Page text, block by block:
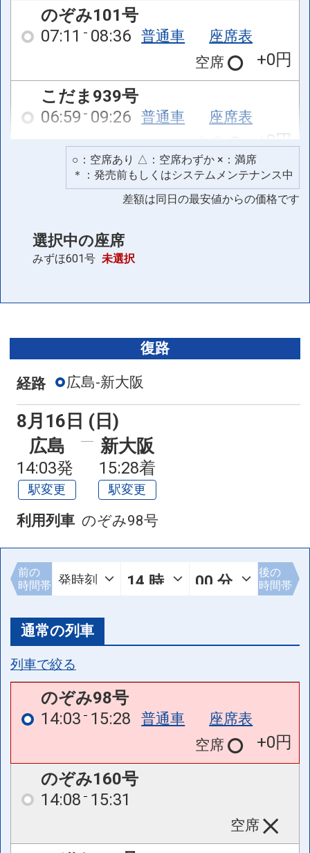
のぞみ101号
07:11
08:36 普通車
座席表
空席
+0円
こだま939号
06:59 09:26 普通車
座席表
空席
+0円
こだま941号
10:09 普通車
座席表
こだま945号
空席
+0円
こだま947号
10:37 13:07 普通車
座席表
こだま949号
11:37
14:07 普通車
列車をさらに見る
○：空席あり △：空席わずか ×：満席
＊：発売前もしくはシステムメンテナンス中
差額は同日の最安値からの価格です
選択中の座席
みずほ601号 未選択
復路
経路 広島-新大阪
8月16日 (日)
広島
14:03発
駅変更
新大阪
15:28着
駅変更
利用列車 のぞみ98号
前の
時間帯
後の
時間帯
通常の列車
列車で絞る
のぞみ98号
14:03 15:28 普通車
座席表
空席
+0円
のぞみ160号
14:08 15:31
空席